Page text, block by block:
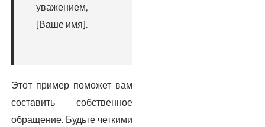
уважением,
[Ваше имя].
Этот пример поможет вам
составить собственное
обращение. Будьте четкими